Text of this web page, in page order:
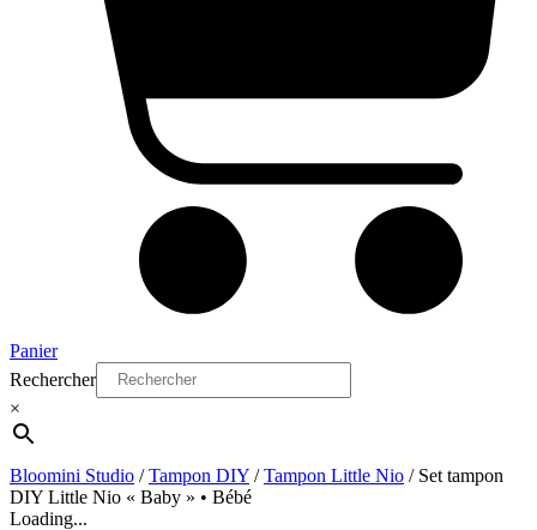
Panier
Rechercher
×
Bloomini Studio /Tampon DIY /Tampon Little Nio / Set tampon
DIY Little Nio « Baby » • Bébé
Loading...